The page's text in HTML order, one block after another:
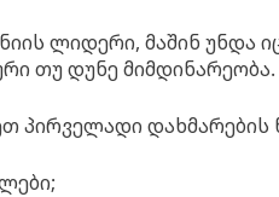
ლიდერი, მაშინ უნდა
თუ დუნე
პირველადი დახმარების